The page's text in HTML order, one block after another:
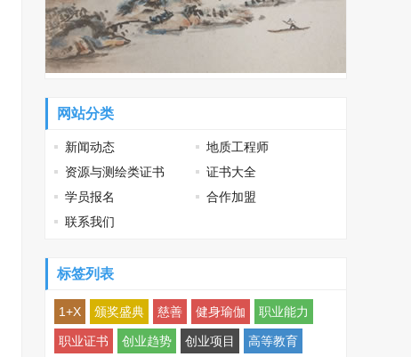
网站分类
新闻动态
地质工程师
资源与测绘类证书
证书大全
学员报名
合作加盟
联系我们
标签列表
1+X 颁奖盛典 慈善 健身瑜伽 职业能力
职业证书 创业趋势 创业项目 高等教育